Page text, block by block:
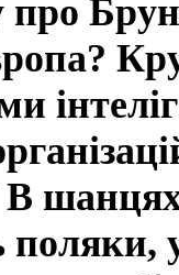
про
В